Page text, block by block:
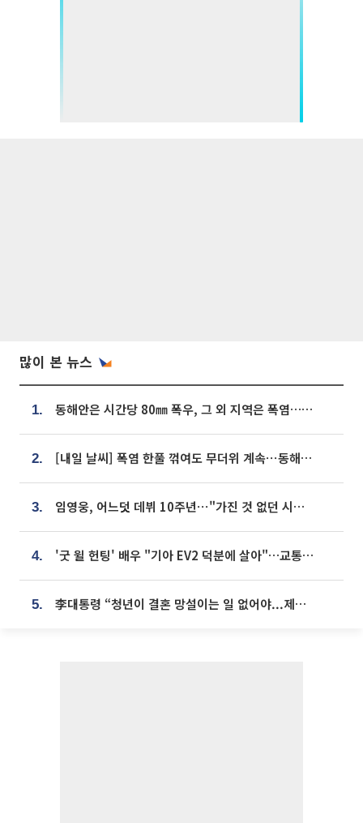
많이 본 뉴스
1. 동해안은 시간당 80㎜ 폭우, 그 외 지역은 폭염…‘극과 극 날씨’
2. [내일 날씨] 폭염 한풀 꺾여도 무더위 계속⋯동해안 이틀 연속 비
3. 임영웅, 어느덧 데뷔 10주년⋯"가진 것 없던 시절, 내 앞엔 20명의 팬뿐"
4. '굿 윌 헌팅' 배우 "기아 EV2 덕분에 살아"…교통사고 후 안전성 극찬
5. 李대통령 “청년이 결혼 망설이는 일 없어야...제도상 불이익 조사”